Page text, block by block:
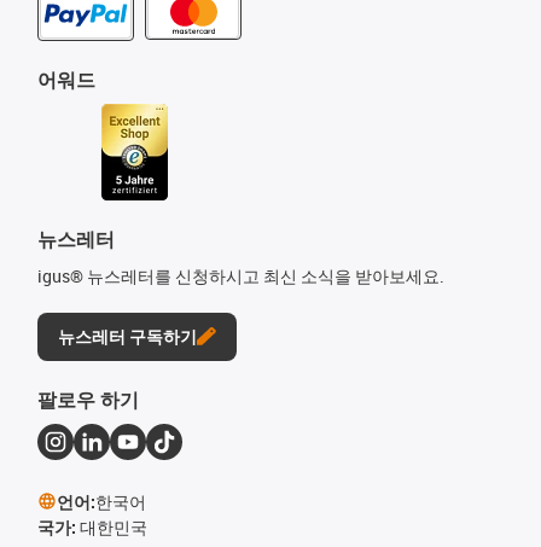
어워드
뉴스레터
igus® 뉴스레터를 신청하시고 최신 소식을 받아보세요.
뉴스레터 구독하기
팔로우 하기
언어:한국어
국가: 대한민국